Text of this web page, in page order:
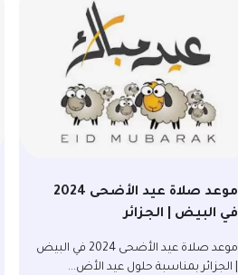
موعد صلاة عيد الأضحى 2024
في البيض | الجزائر
موعد صلاة عيد الأضحى 2024 في البيض
| الجزائر بمناسبة حلول عيد الأض...